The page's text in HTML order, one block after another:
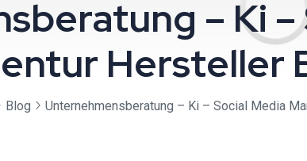
– Ki
Hersteller
Blog Unternehmensberatung – Ki – Social Media